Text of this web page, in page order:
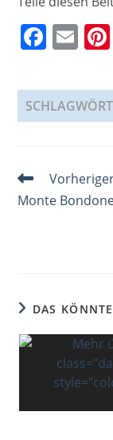
F
c
e
o
o
k
E
ai
l
Weitere
Artikel
ansehen
Monte
DAS